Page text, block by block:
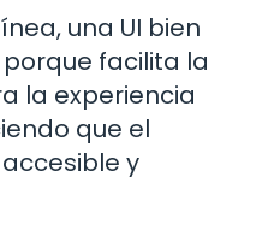
una UI bien
facilita la
la experiencia
que el
y